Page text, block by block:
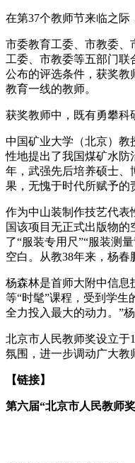
在第37个教师节来临之际
市委教育工委、市教委、
工委、市教委等五部门联
公布的评选条件，获奖教
教育一线的教师。
获奖教师中，既有勇攀科
中国矿业大学（北京）教
性地提出了我国煤矿水防
年，武强先后培养硕士、
果，无愧于时代所赋予的
作为中山装制作技艺代表
国该项目无正式出版物
了“服装专用尺”“服装测
空白。从教38年来，杨
杨森林是首师大附中信息
等“时髦”课程，受到学
全力投入最大的动力。”
北京市人民教师奖设立于
氛围，进一步调动广大教
【链接】
第六届“北京市人民教师